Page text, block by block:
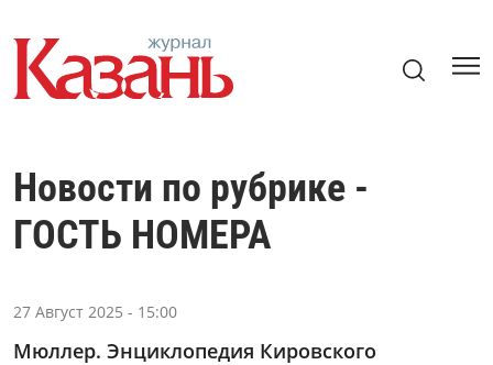
Новости по рубрике -
ГОСТЬ НОМЕРА
27 Август 2025 - 15:00
Мюллер. Энциклопедия Кировского